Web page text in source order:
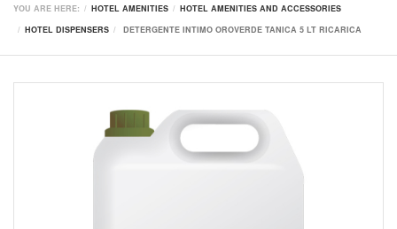
YOU ARE HERE: HOTEL AMENITIES
HOTEL AMENITIES AND ACCESSORIES
HOTEL DISPENSERS
DETERGENTE INTIMO OROVERDE TANICA 5 LT RICARICA